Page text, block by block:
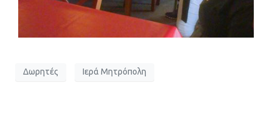
Δωρητές Ιερά Μητρόπολη